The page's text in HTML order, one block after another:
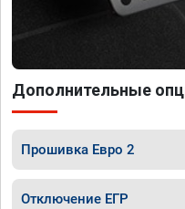
Дополнительные
Прошивка Евро 2
Отключение ЕГР